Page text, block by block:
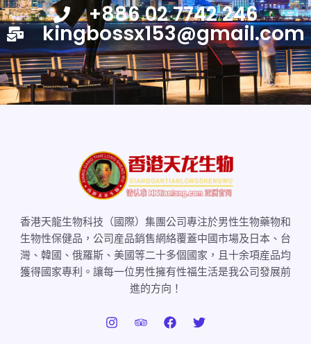
+886 02 7742 246
kingbossx153@gmail.com
香港天龍生物科技（國際）集團公司專注於男性生物藥物和
生物性保健品，公司産品銷售網絡覆蓋中國市場及日本、台
灣、韓國、俄羅斯、美國等二十多個國家，且十余項産品均
獲得國家專利。讓每一位男性擁有性福生活是我公司發展前
進的方向！